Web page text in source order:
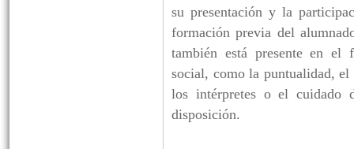
su presentación y la
formación previa del
también está presente en el
social, como la puntualidad, el
los intérpretes o el cuidado
disposición.